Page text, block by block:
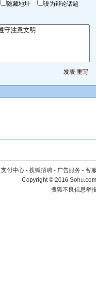
隐藏地址 设为辩论话题
支付中心 - 搜狐招聘 - 广告服务 - 客
Copyright©2016
搜狐不良信息举